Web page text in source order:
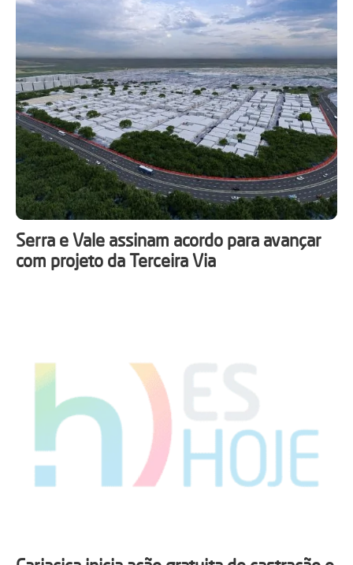
Serra e Vale assinam acordo para avançar
com projeto da Terceira Via